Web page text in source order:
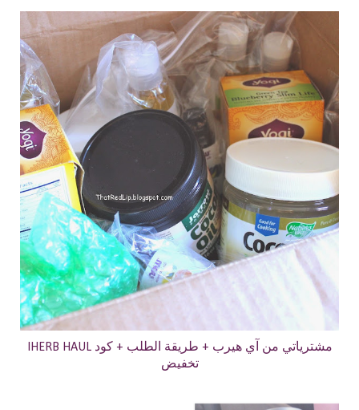
IHERB HAUL مشترياتي من آي هيرب + طريقة الطلب + كود
تخفيض